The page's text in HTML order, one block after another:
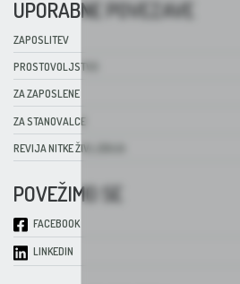
UPORABNE POVEZAVE
ZAPOSLITEV
PROSTOVOLJSTVO
ZA ZAPOSLENE
ZA STANOVALCE
REVIJA NITKE ŽIVLJENJA
POVEŽIMO SE
FACEBOOK
LINKEDIN